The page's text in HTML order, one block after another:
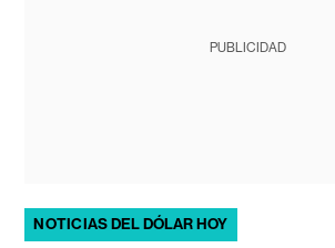
PUBLICIDAD
NOTICIAS DEL DÓLAR HOY